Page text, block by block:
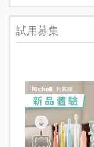
試用募集